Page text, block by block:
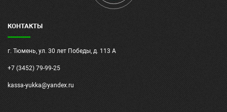
КОНТАКТЫ
г. Тюмень, ул. 30 лет Победы, д. 113 А
+7 (3452) 79-99-25
kassa-yukka@yandex.ru